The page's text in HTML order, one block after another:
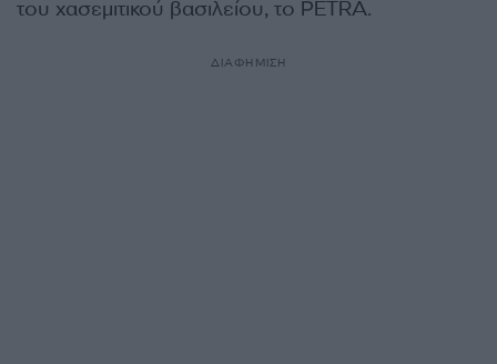
του χασεμιτικού βασιλείου, το PETRA.
ΔΙΑΦΗΜΙΣΗ